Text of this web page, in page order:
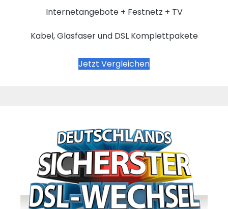
Internetangebote + Festnetz + TV
Kabel, Glasfaser und DSL Komplettpakete
Jetzt Vergleichen